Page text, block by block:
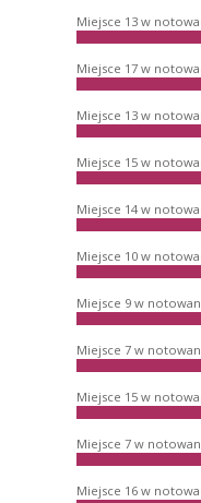
Miejsce 13 w
Miejsce 17 w
Miejsce 13 w
Miejsce 15 w
Miejsce 14 w
Miejsce 10 w
Miejsce 9 w
Miejsce 7 w
Miejsce 15 w
Miejsce 7 w
Miejsce 16 w